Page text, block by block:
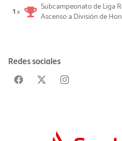
1×
Subcampeonato de Liga
Ascenso a División de
Redes sociales